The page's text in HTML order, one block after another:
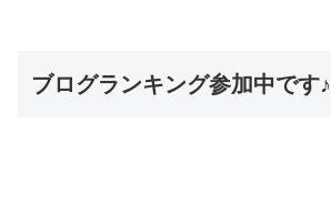
ブログランキング参加中です♪